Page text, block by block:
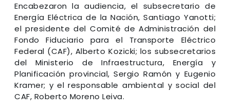
Encabezaron la audiencia, el subsecretario de
Energía Eléctrica de la Nación, Santiago Yanotti;
el presidente del Comité de Administración del
Fondo Fiduciario para el Transporte Eléctrico
Federal (CAF), Alberto Kozicki; los subsecretarios
del Ministerio de Infraestructura, Energía y
Planificación provincial, Sergio Ramón y Eugenio
Kramer; y el responsable ambiental y social del
CAF, Roberto Moreno Leiva.